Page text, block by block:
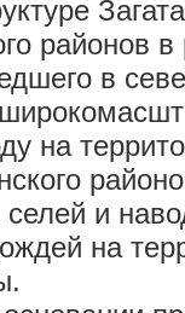
районов в
в
на
и
на